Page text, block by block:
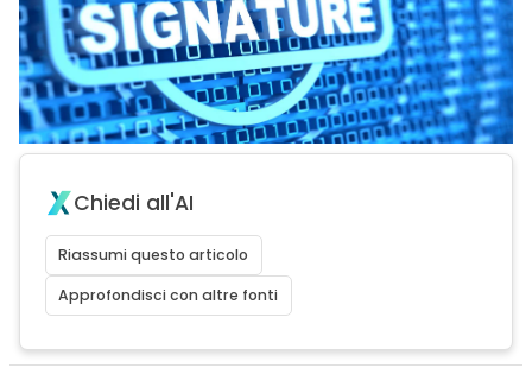
Chiedi all'AI
Riassumi questo articolo
Approfondisci con altre fonti